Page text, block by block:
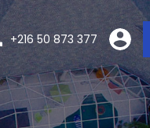
+216 50 873 377